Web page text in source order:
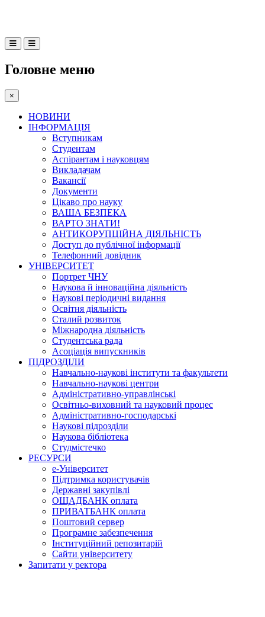
Головне меню
×
НОВИНИ
ІНФОРМАЦІЯ
Вступникам
Студентам
Аспірантам і науковцям
Викладачам
Вакансії
Документи
Цікаво про науку
ВАША БЕЗПЕКА
ВАРТО ЗНАТИ!
АНТИКОРУПЦІЙНА ДІЯЛЬНІСТЬ
Доступ до публічної інформації
Телефонний довідник
УНІВЕРСИТЕТ
Портрет ЧНУ
Наукова й інноваційна діяльність
Наукові періодичні видання
Освітня діяльність
Сталий розвиток
Міжнародна діяльність
Студентська рада
Асоціація випускників
ПІДРОЗДІЛИ
Навчально-наукові інститути та факультети
Навчально-наукові центри
Адміністративно-управлінські
Освітньо-виховний та науковий процес
Адміністративно-господарські
Наукові підрозділи
Наукова бібліотека
Студмістечко
РЕСУРСИ
е-Університет
Підтримка користувачів
Державні закупівлі
ОЩАДБАНК оплата
ПРИВАТБАНК оплата
Поштовий сервер
Програмне забезпечення
Інституційний репозитарій
Сайти університету
Запитати у ректора